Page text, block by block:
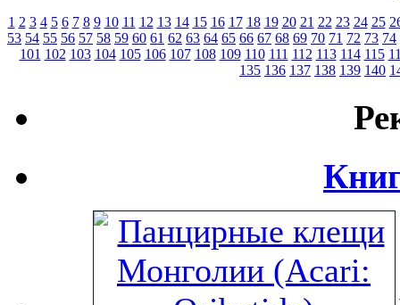
1 2 3 4 5 6 7 8 9 10 11 12 13 14 15 16 17 18 19 20 21 22 23 24 25
53 54 55 56 57 58 59 60 61 62 63 64 65 66 67 68 69 70 71 72 73 74
101 102 103 104 105 106 107 108 109 110 111 112 113 114 115
135 136 137 138 139 140